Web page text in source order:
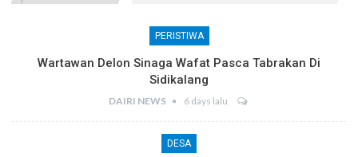
PERISTIWA
Wartawan Delon Sinaga Wafat Pasca Tabrakan Di
Sidikalang
DAIRI NEWS 6 days lalu
DESA